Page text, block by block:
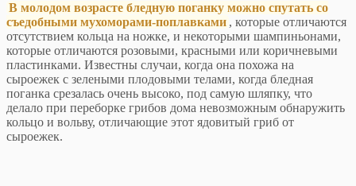
В молодом возрасте бледную поганку можно спутать со
съедобными мухоморами-поплавками , которые отличаются
отсутствием кольца на ножке, и некоторыми шампиньонами,
которые отличаются розовыми, красными или коричневыми
пластинками. Известны случаи, когда она похожа на
сыроежек с зелеными плодовыми телами, когда бледная
поганка срезалась очень высоко, под самую шляпку, что
делало при переборке грибов дома невозможным обнаружить
кольцо и вольву, отличающие этот ядовитый гриб от
сыроежек.